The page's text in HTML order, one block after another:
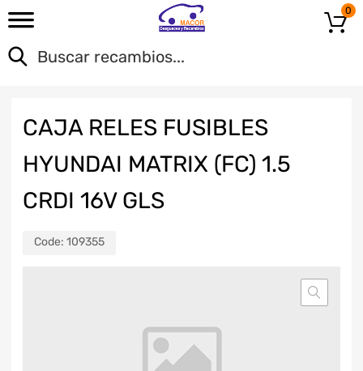
0
CAJA RELES FUSIBLES
HYUNDAI MATRIX (FC) 1.5
CRDI 16V GLS
Code: 109355